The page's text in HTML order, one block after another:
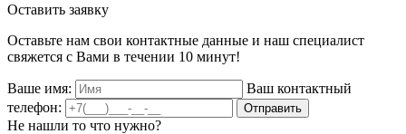
Оставить заявку
Оставьте нам свои контактные данные и наш специалист
свяжется с Вами в течении 10 минут!
Ваше имя:
Ваш контактный
телефон:
Отправить
Не нашли то что нужно?